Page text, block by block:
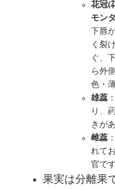
花冠(
モン
下唇
く裂
ぐ、
ら外
色・
雄蕊
り、
きが
雌蕊
れて
官です
果実は分離果